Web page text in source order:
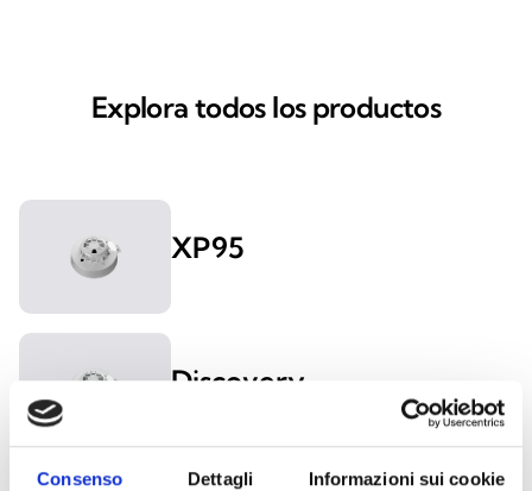
Consenso Dettagli Informazioni sui cookie
Explora todos los productos
XP95
Discovery